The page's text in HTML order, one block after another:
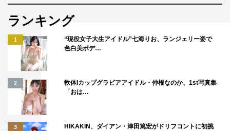
ステージ
ランキング
1
“現役女子大生アイドル”七海りお、ランジェリー姿で
色白美ボデ…
2
軟体Iカップグラビアアイドル・仲根なのか、1st写真集
「おは…
3
HIKAKIN、ダイアン・津田篤宏がドリフコントに初挑